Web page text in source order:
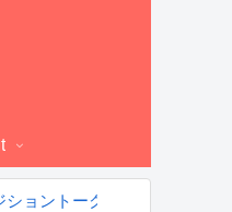
ョントーク確定ｗｗｗ」